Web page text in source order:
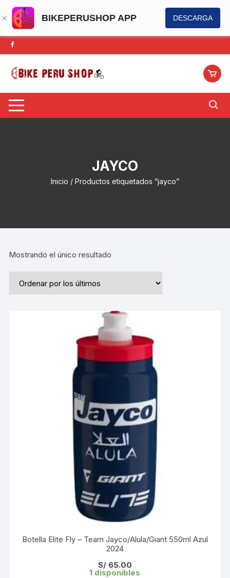
BIKEPERUSHOP APP DESCARGA
Saltar
al
contenido
JAYCO
Inicio / Productos etiquetados “jayco”
Mostrando el único resultado
Botella Elite Fly – Team Jayco/Alula/Giant 550ml Azul
2024
S/65.00
1 disponibles